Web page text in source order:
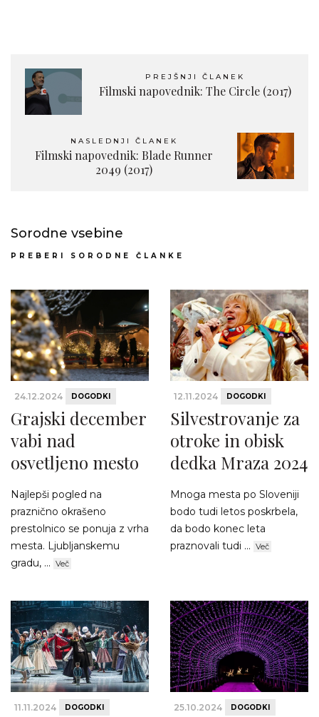
PREJŠNJI ČLANEK
Filmski napovednik: The Circle (2017)
NASLEDNJI ČLANEK
Filmski napovednik: Blade Runner
2049 (2017)
Sorodne vsebine
PREBERI SORODNE ČLANKE
24.12.2024 DOGODKI
Grajski december
vabi nad
osvetljeno mesto
Najlepši pogled na
praznično okrašeno
prestolnico se ponuja z vrha
mesta. Ljubljanskemu
gradu, ... Več
12.11.2024 DOGODKI
Silvestrovanje za
otroke in obisk
dedka Mraza 2024
Mnoga mesta po Sloveniji
bodo tudi letos poskrbela,
da bodo konec leta
praznovali tudi ... Več
11.11.2024 DOGODKI 25.10.2024 DOGODKI